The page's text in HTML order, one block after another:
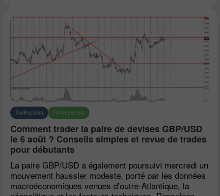
Trading plan For beginners
Comment trader la paire de devises GBP/USD
le 6 août ? Conseils simples et revue de trades
pour débutants
La paire GBP/USD a également poursuivi mercredi un
mouvement haussier modeste, porté par les données
macroéconomiques venues d’outre-Atlantique, la